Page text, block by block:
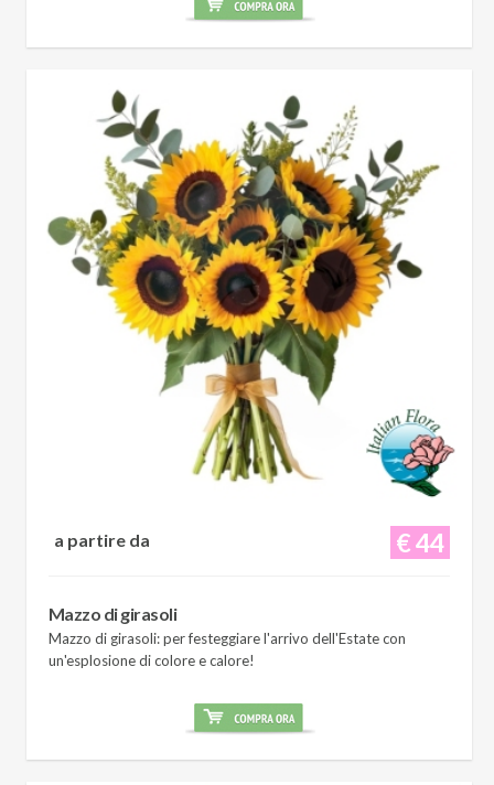
€ 44
a partire da
Mazzo di girasoli
Mazzo di girasoli: per festeggiare l'arrivo dell'Estate con
un'esplosione di colore e calore!